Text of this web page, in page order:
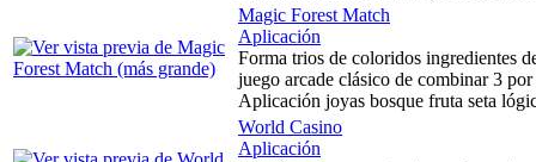
Magic Forest Match
Aplicación
Forma trios de coloridos ingredientes
juego arcade clásico de combinar 3
Aplicación joyas bosque fruta seta
World Casino
Aplicación